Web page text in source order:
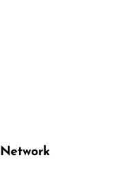
Network